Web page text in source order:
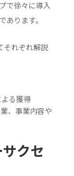
で徐々に導入
あります。
それぞれ解説
る獲得
、事業内容や
クセ